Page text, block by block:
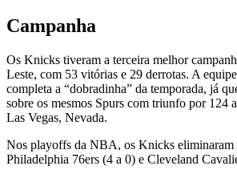
Campanha
Os Knicks tiveram a terceira melhor
Leste, com 53 vitórias e 29 derrotas. A
completa a “dobradinha” da temporada, já
sobre os mesmos Spurs com triunfo por 124
Las Vegas, Nevada.
Nos playoffs da NBA, os Knicks eliminaram
Philadelphia 76ers (4 a 0) e Cleveland